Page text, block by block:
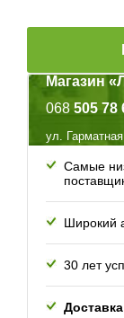
Магазин
068 505 78
ул.
Самые
Широкий
30 лет